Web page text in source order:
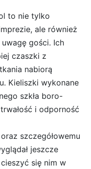
to nie tylko
ale również
gości. Ich
czaszki z
nabiorą
Kieliszki wykonane
szkła boro-
i odporność
szczegółowemu
jeszcze
się nim w